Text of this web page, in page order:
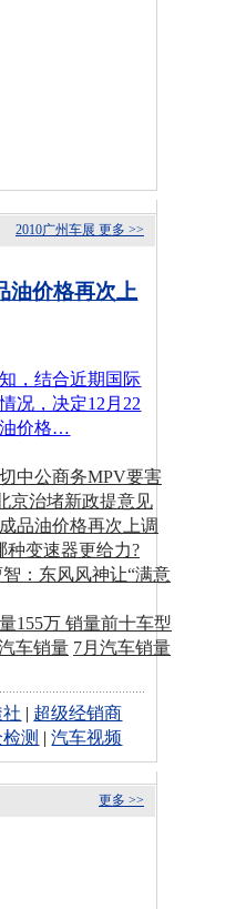
更多 >>
2010广州车展
油价格再次上
，结合近期国际
况，决定12月22
油价格…
中公商务MPV要害
京治堵新政提意见
品油价格再次上调
种变速器更给力?
：东风风神让“满意
155万 销量前十车型
车销量 7月汽车销量
| 超级经销商
测 |汽车视频
更多 >>